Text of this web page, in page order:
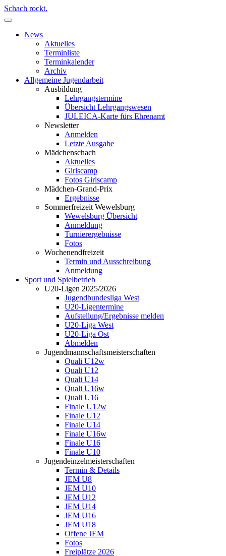
Schach rockt.
News
Aktuelles
Terminliste
Terminkalender
Archiv
Allgemeine Jugendarbeit
Ausbildung
Lehrgangstermine
Übersicht Lehrgangswesen
JULEICA-Karte fürs Ehrenamt
Newsletter
Anmelden
Letzte Ausgabe
Mädchenschach
Aktuelles
Girlscamp
Fotos Girlscamp
Mädchen-Grand-Prix
Ergebnisse
Sommerfreizeit Wewelsburg
Wewelsburg Übersicht
Anmeldung
Turnierergebnisse
Fotos
Wochenendfreizeit
Termin und Ausschreibung
Anmeldung
Sport und Spielbetrieb
U20-Ligen 2025/2026
Jugendbundesliga West
U20-Ligentermine
Aufstellung/Ergebnisse melden
U20-Liga West
U20-Liga Ost
Abmelden
Jugendmannschaftsmeisterschaften
Quali U12w
Quali U12
Quali U14
Quali U16w
Quali U16
Finale U12w
Finale U12
Finale U14
Finale U16w
Finale U16
Finale U10
Jugendeinzelmeisterschaften
Termin & Details
JEM U8
JEM U10
JEM U12
JEM U14
JEM U16
JEM U18
Offene JEM
Fotos
Freiplätze 2026